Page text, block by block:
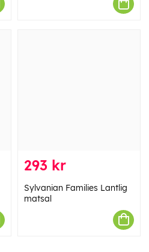
293 kr
Sylvanian Families Lantlig
matsal